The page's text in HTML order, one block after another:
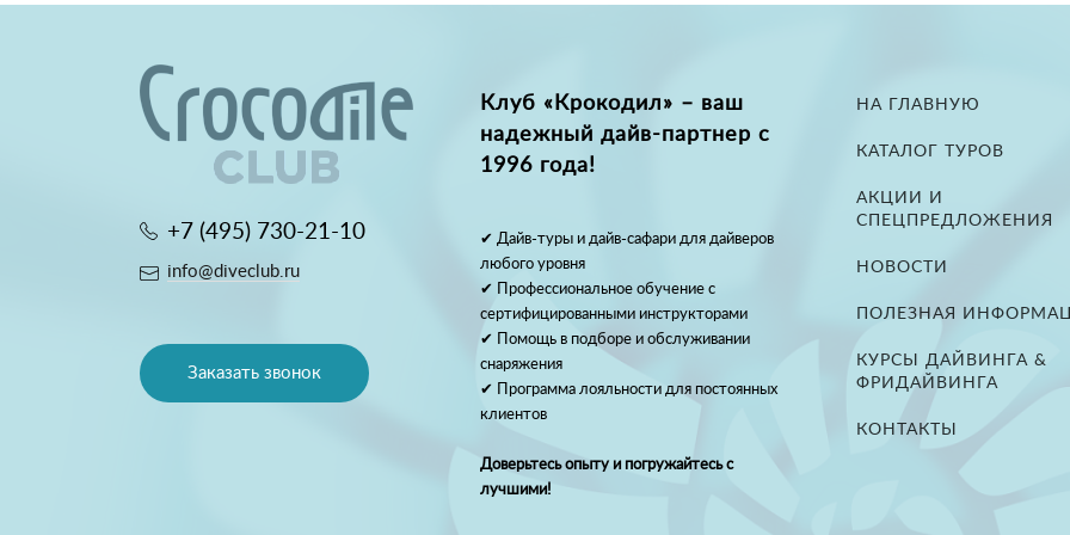
+7 (495) 730-21-10
info@diveclub.ru
Заказать звонок
Клуб «Крокодил» – ваш
надежный дайв-партнер с
1996 года!
✔ Дайв-туры и дайв-сафари для дайверов
любого уровня
✔ Профессиональное обучение с
сертифицированными инструкторами
✔ Помощь в подборе и обслуживании
снаряжения
✔ Программа лояльности для постоянных
клиентов
Доверьтесь опыту и погружайтесь с
лучшими!
НА ГЛАВНУЮ
КАТАЛОГ ТУРОВ
АКЦИИ И
СПЕЦПРЕДЛОЖЕНИЯ
НОВОСТИ
ПОЛЕЗНАЯ
КУРСЫ ДАЙВИНГА &
ФРИДАЙВИНГА
КОНТАКТЫ